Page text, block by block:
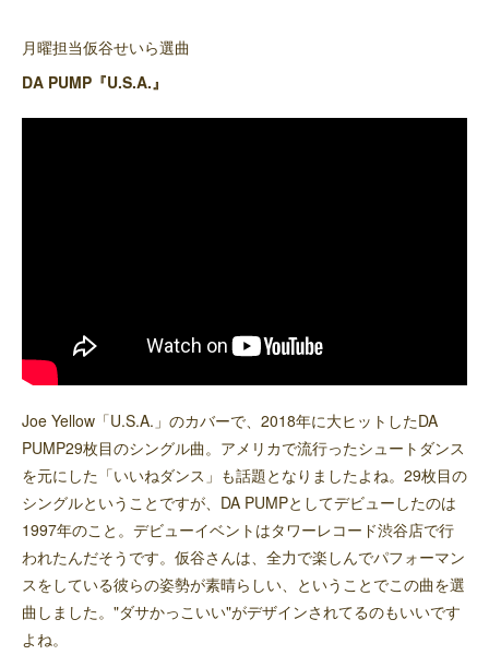
月曜担当仮谷せいら選曲
DA PUMP『U.S.A.』
Joe Yellow「U.S.A.」のカバーで、2018年に大ヒットしたDA
PUMP29枚目のシングル曲。アメリカで流行ったシュートダンス
を元にした「いいねダンス」も話題となりましたよね。29枚目の
シングルということですが、DA PUMPとしてデビューしたのは
1997年のこと。デビューイベントはタワーレコード渋谷店で行
われたんだそうです。仮谷さんは、全力で楽しんでパフォーマン
スをしている彼らの姿勢が素晴らしい、ということでこの曲を選
曲しました。"ダサかっこいい"がデザインされてるのもいいです
よね。